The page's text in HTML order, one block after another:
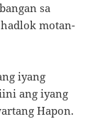
sa
motan-
iyang
ang iyang
Hapon.